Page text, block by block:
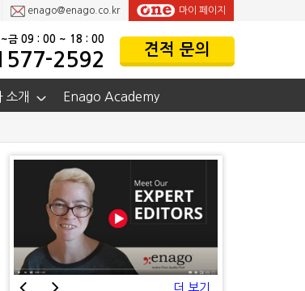
enago@enago.co.kr 마이 페이지
~금 09 : 00 ~ 18 : 00
2592 견적 문의
소개 Enago Academy
더 보기